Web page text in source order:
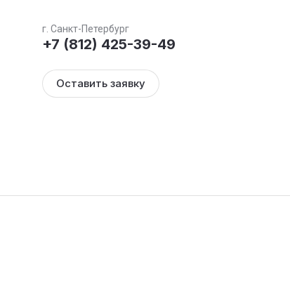
г. Санкт-Петербург
+7 (812) 425-39-49
Оставить заявку